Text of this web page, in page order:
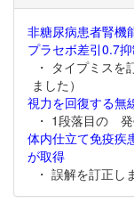
非糖尿病患者腎機
プラセボ差引0.7
・ タイプミス
ました）
視力を回復する無
・ 1段落目の
体内仕立て免疫疾
が取得
・ 誤解を訂正し